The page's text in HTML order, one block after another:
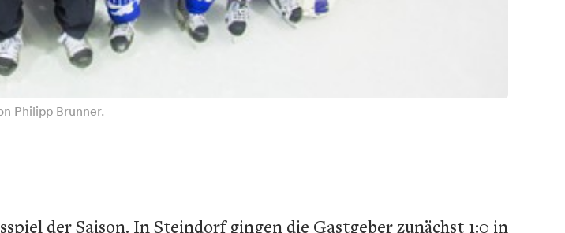
Philipp Brunner.
der Saison. In Steindorf gingen die Gastgeber zunächst 1:0 in